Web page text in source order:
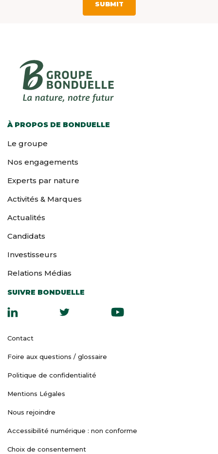
À PROPOS DE BONDUELLE
Le groupe
Nos engagements
Experts par nature
Activités & Marques
Actualités
Candidats
Investisseurs
Relations Médias
SUIVRE BONDUELLE
Contact
Foire aux questions / glossaire
Politique de confidentialité
Mentions Légales
Nous rejoindre
Accessibilité numérique : non conforme
Choix de consentement